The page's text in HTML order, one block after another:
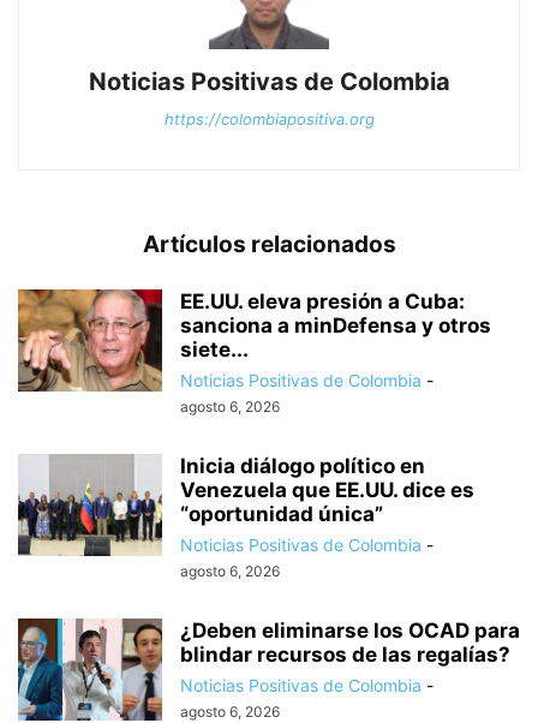
Noticias Positivas de Colombia
https://colombiapositiva.org
Artículos relacionados
EE.UU. eleva presión a Cuba:
sanciona a minDefensa y otros
siete...
Noticias Positivas de Colombia -
agosto 6, 2026
Inicia diálogo político en
Venezuela que EE.UU. dice es
“oportunidad única”
Noticias Positivas de Colombia -
agosto 6, 2026
¿Deben eliminarse los OCAD para
blindar recursos de las regalías?
Noticias Positivas de Colombia -
agosto 6, 2026